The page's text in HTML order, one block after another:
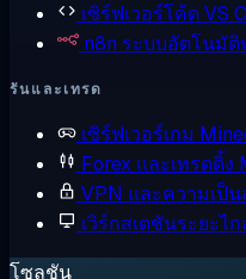
เซิร์ฟเวอร์โค้ดVS
n8n ระบบอัตโนมั
รันและเทรด
เซิร์ฟเวอร์เกม
Forex และเทรดดิ้ง
VPN และความเป็
เวิร์กสเตชันระยะไก
โซลูชัน